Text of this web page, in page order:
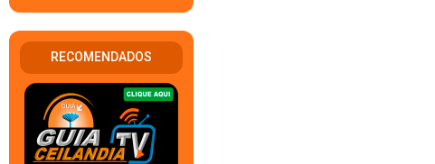
RECOMENDADOS